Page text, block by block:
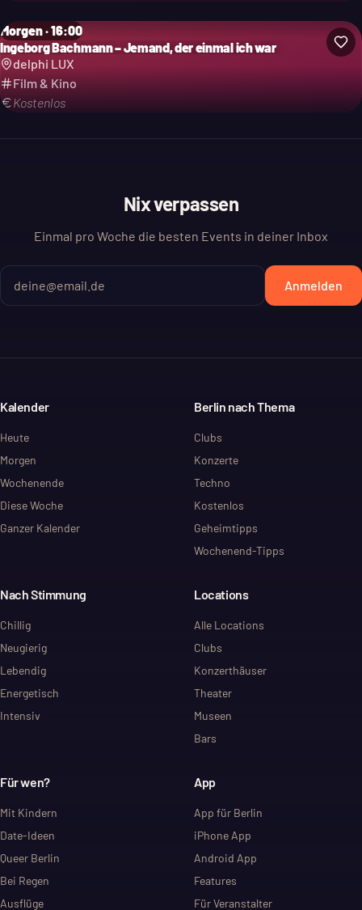
Morgen · 16:00
Ingeborg Bachmann – Jemand, der einmal ich war
delphi LUX
Film & Kino
Kostenlos
Nix verpassen
Einmal pro Woche die besten Events in deiner Inbox
Anmelden
Kalender
Heute
Morgen
Wochenende
Diese Woche
Ganzer Kalender
Berlin nach Thema
Clubs
Konzerte
Techno
Kostenlos
Geheimtipps
Wochenend-Tipps
Nach Stimmung
Chillig
Neugierig
Lebendig
Energetisch
Intensiv
Locations
Alle Locations
Clubs
Konzerthäuser
Theater
Museen
Bars
Für wen?
Mit Kindern
Date-Ideen
Queer Berlin
Bei Regen
Ausflüge
App
App für Berlin
iPhone App
Android App
Features
Für Veranstalter